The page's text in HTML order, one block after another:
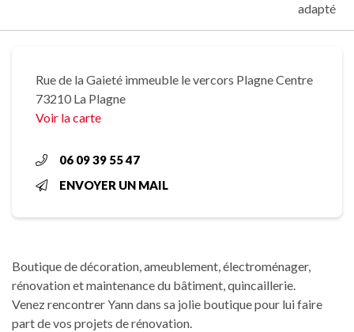
adapté
Rue de la Gaieté immeuble le vercors Plagne Centre
73210 La Plagne
Voir la carte
06 09 39 55 47
ENVOYER UN MAIL
Boutique de décoration, ameublement, électroménager,
rénovation et maintenance du bâtiment, quincaillerie.
Venez rencontrer Yann dans sa jolie boutique pour lui faire
part de vos projets de rénovation.